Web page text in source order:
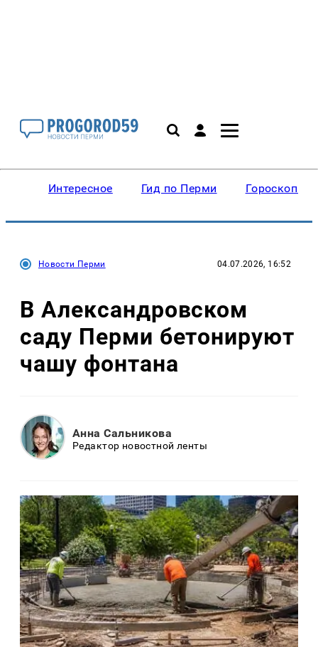
Интересное Гид по Перми Гороскопы
Новости Перми 04.07.2026, 16:52
В Александровском
саду Перми бетонируют
чашу фонтана
Анна Сальникова
Редактор новостной ленты